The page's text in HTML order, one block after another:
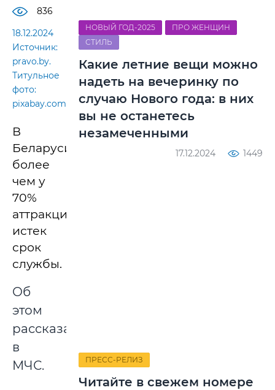
836
18.12.2024
Источник:
pravo.by.
Титульное
фото:
pixabay.com
В
Беларуси
более
чем у
70%
аттракционов
истек
срок
службы.
Об
этом
рассказали
в
МЧС.
НОВЫЙ ГОД-2025
ПРО ЖЕНЩИН
СТИЛЬ
Какие летние вещи можно
надеть на вечеринку по
случаю Нового года: в них
вы не останетесь
незамеченными
17.12.2024 1449
ПРЕСС-РЕЛИЗ
Читайте в свежем номере